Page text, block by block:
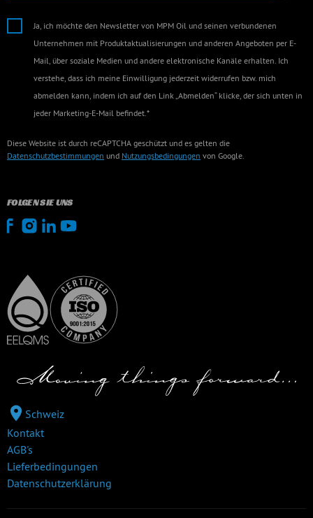
Ja, ich möchte den Newsletter von MPM Oil und seinen verbundenen
Unternehmen mit Produktaktualisierungen und anderen Angeboten per E-
Mail, über soziale Medien und andere elektronische Kanäle erhalten. Ich
verstehe, dass ich meine Einwilligung jederzeit widerrufen bzw. mich
abmelden kann, indem ich auf den Link „Abmelden“ klicke, der sich unten in
jeder Marketing-E-Mail befindet.*
Diese Website ist durch reCAPTCHA geschützt und es gelten die
Datenschutzbestimmungen und Nutzungsbedingungen von Google.
FOLGEN SIE UNS
Schweiz
Kontakt
AGB's
Lieferbedingungen
Datenschutzerklärung